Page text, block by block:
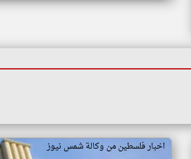
اخبار فلسطين من وكالة شمس نيوز